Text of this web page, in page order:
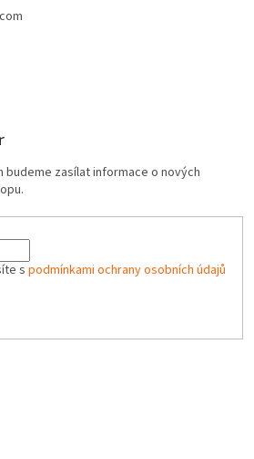
budeme zasílat informace o nových
s podmínkami ochrany osobních údajů